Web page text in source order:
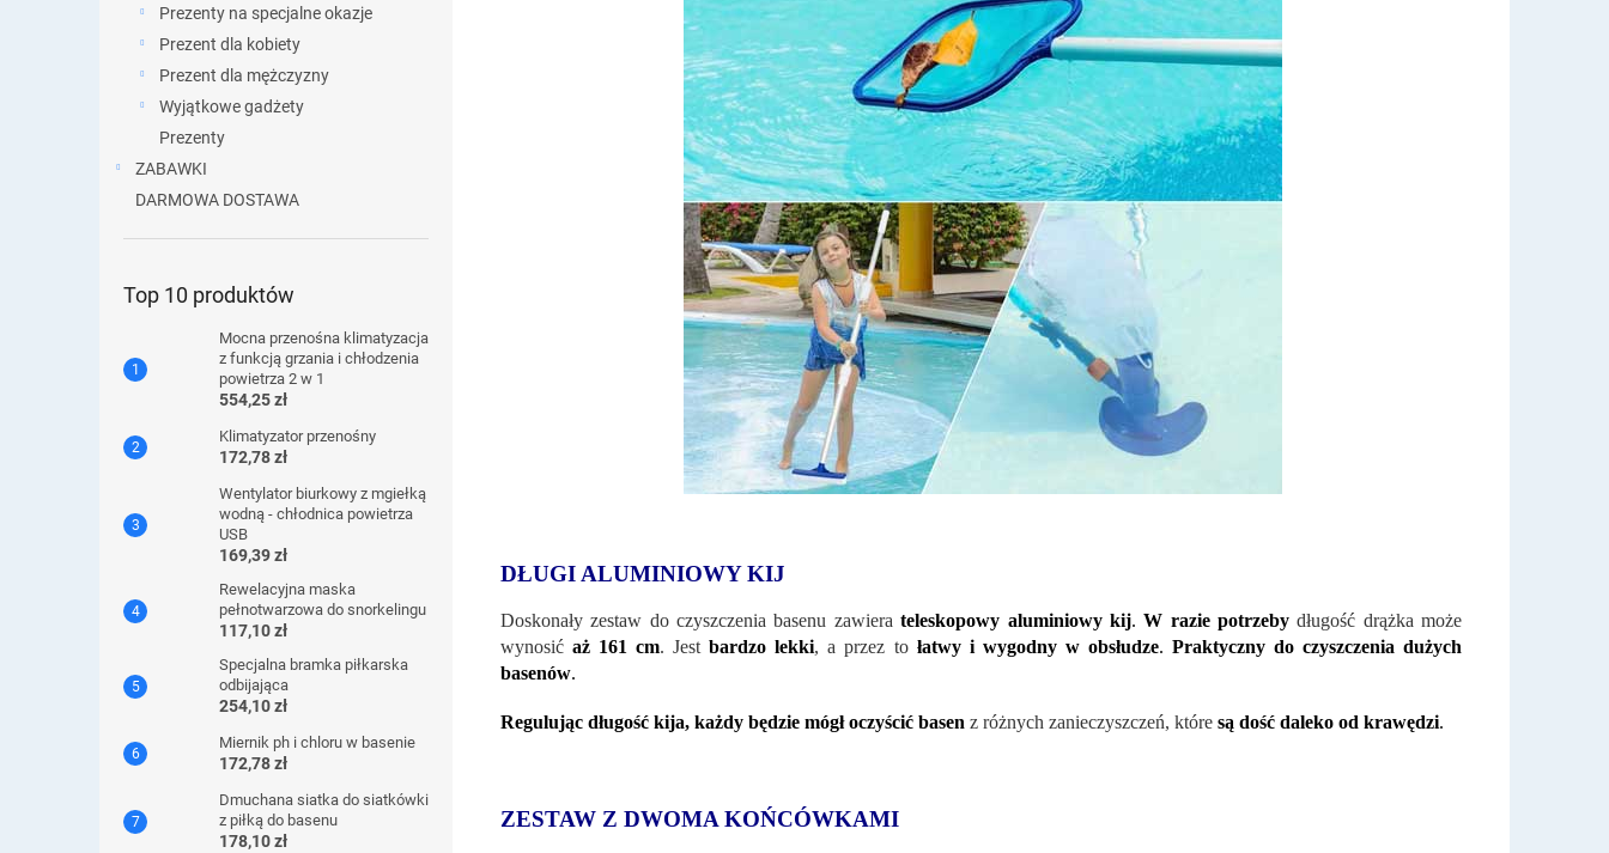
Prezenty na specjalne okazje
Prezent dla kobiety
Prezent dla mężczyzny
Wyjątkowe gadżety
Prezenty
ZABAWKI
DARMOWA DOSTAWA
Top 10 produktów
Mocna przenośna klimatyzacja
z funkcją grzania i chłodzenia
powietrza 2 w 1
554,25 zł
Klimatyzator przenośny
172,78 zł
Wentylator biurkowy z mgiełką
wodną - chłodnica powietrza
USB
169,39 zł
Rewelacyjna maska ​​
pełnotwarzowa do snorkelingu
117,10 zł
Specjalna bramka piłkarska
odbijająca
254,10 zł
Miernik ph i chloru w basenie
172,78 zł
Dmuchana siatka do siatkówki
z piłką do basenu
178,10 zł
DŁUGI ALUMINIOWY KIJ
Doskonały zestaw do czyszczenia basenu zawierateleskopowy aluminiowy kij.W razie potrzebydługość drążka może
wynosićaż 161 cm. Jestbardzo lekki, a przez to łatwy i wygodny w obsłudze. Praktyczny do czyszczenia dużych
basenów.
Regulując długość kija, każdy będzie mógł oczyścić basen z różnych zanieczyszczeń, które są dość daleko od krawędzi.
ZESTAW Z DWOMA KOŃCÓWKAMI